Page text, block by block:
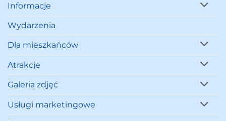
Informacje
Wydarzenia
Dla mieszkańców
Atrakcje
Galeria zdjęć
Usługi marketingowe